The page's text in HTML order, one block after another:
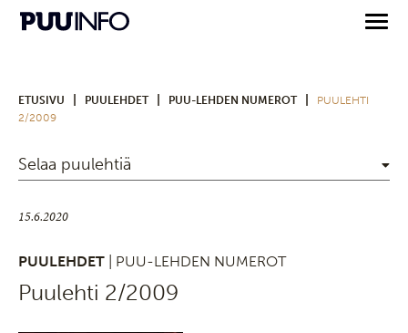
ETUSIVU PUULEHDET PUU-LEHDEN NUMEROT
PUULEHTI
2/2009
Selaa puulehtiä
15.6.2020
PUULEHDET | PUU-LEHDEN NUMEROT
Puulehti 2/2009